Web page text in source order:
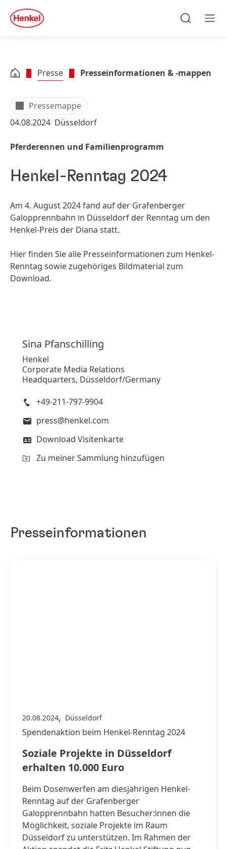
Zu Footer springen
quick
search
Presse Presseinformationen & -mappen
Pressemappe
04.08.2024 Düsseldorf
Pferderennen und Familienprogramm
Henkel-Renntag 2024
Am 4. August 2024 fand auf der Grafenberger
Galopprennbahn in Düsseldorf der Renntag um den
Henkel-Preis der Diana statt.
Hier finden Sie alle Presseinformationen zum Henkel-
Renntag sowie zugehöriges Bildmaterial zum
Download.
Sina Pfanschilling
Henkel
Corporate Media Relations
Headquarters, Düsseldorf/Germany
+49-211-797-9904
press@henkel.com
Download Visitenkarte
Zu meiner Sammlung hinzufügen
Presseinformationen
20.08.2024, Düsseldorf
Spendenaktion beim Henkel-Renntag 2024
Soziale Projekte in Düsseldorf
erhalten 10.000 Euro
Beim Dosenwerfen am diesjährigen Henkel-
Renntag auf der Grafenberger
Galopprennbahn hatten Besucher:innen die
Möglichkeit, soziale Projekte im Raum
Düsseldorf zu unterstützen. Im Rahmen der